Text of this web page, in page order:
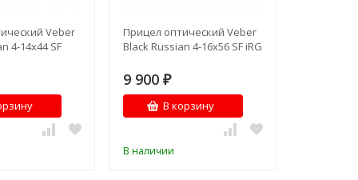
Veber
4-14x44 SF
Прицел оптический Veber
Black Russian 4-16x56 SF iRG
9 900 ₽
В корзину
В наличии